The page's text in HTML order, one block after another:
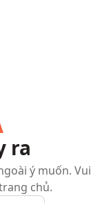
ra
ý muốn. Vui
chủ.